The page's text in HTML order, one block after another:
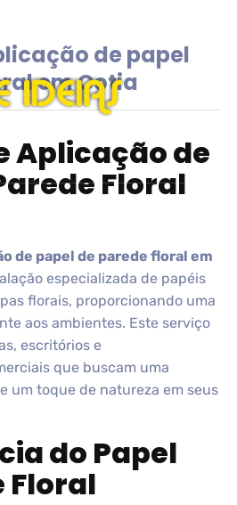
de papel
em Cotia
Aplicação de
Floral
de papel de parede floral em
especializada de papéis
florais, proporcionando uma
aos ambientes. Este serviço
escritórios e
que buscam uma
um toque de natureza em seus
do Papel
Floral